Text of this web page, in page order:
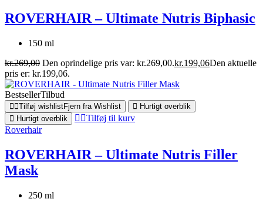
ROVERHAIR – Ultimate Nutris Biphasic
150 ml
kr.269,00 Den oprindelige pris var: kr.269,00.kr.199,06Den aktuelle
pris er: kr.199,06.
BestsellerTilbud
Tilføj wishlistFjern fra Wishlist
Hurtigt overblik
Hurtigt overblik
Tilføj til kurv
Roverhair
ROVERHAIR – Ultimate Nutris Filler
Mask
250 ml